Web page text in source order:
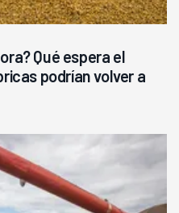
Qué espera el
podrían volver a